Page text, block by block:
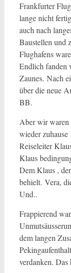
Frankfurter
lange nicht
auch nach
Baustellen und
Flughafens
Endlich fanden
Zaunes. Nach
über die neue
BB.
Aber wir waren
wieder
Reiseleiter
Klaus
Dem Klaus ,
behielt. Vera,
Und..
Frappierend
dem langen
verdanken. Das